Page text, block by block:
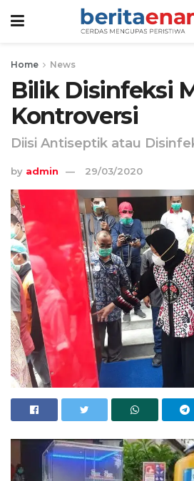
Home News
Bilik Disinfeksi
Kontroversi
Diisi Antiseptik atau
by admin 29/03/2020